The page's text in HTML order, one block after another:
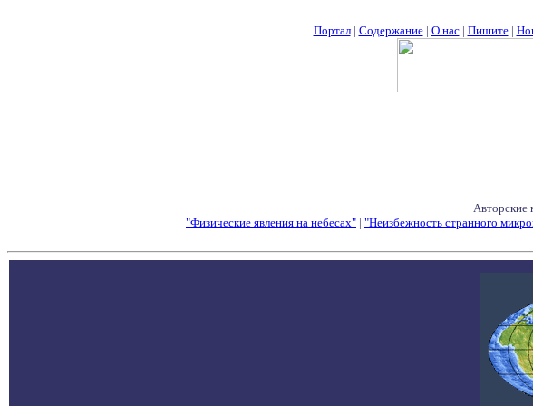
Портал| Содержание| О нас| Пишите|
Авторские
"Физические явления на небесах" | "Неизбежность странного